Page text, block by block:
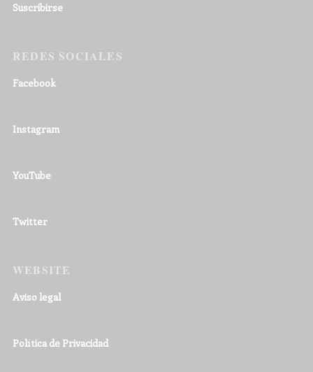
Suscribirse
REDES SOCIALES
Facebook
Instagram
YouTube
Twitter
WEBSITE
Aviso legal
Política de Privacidad